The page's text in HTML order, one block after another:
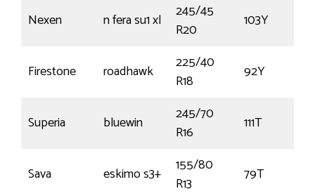
Nexen
n fera su1 xl
245/45
R20
103Y
Firestone roadhawk
225/40
R18
92Y
Superia bluewin
245/70
R16
111T
Sava eskimo s3+
155/80
R13
79T